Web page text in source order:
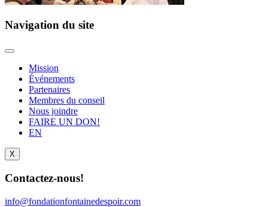
Navigation du site
Mission
Événements
Partenaires
Membres du conseil
Nous joindre
FAIRE UN DON!
EN
X
Contactez-nous!
info@fondationfontainedespoir.com